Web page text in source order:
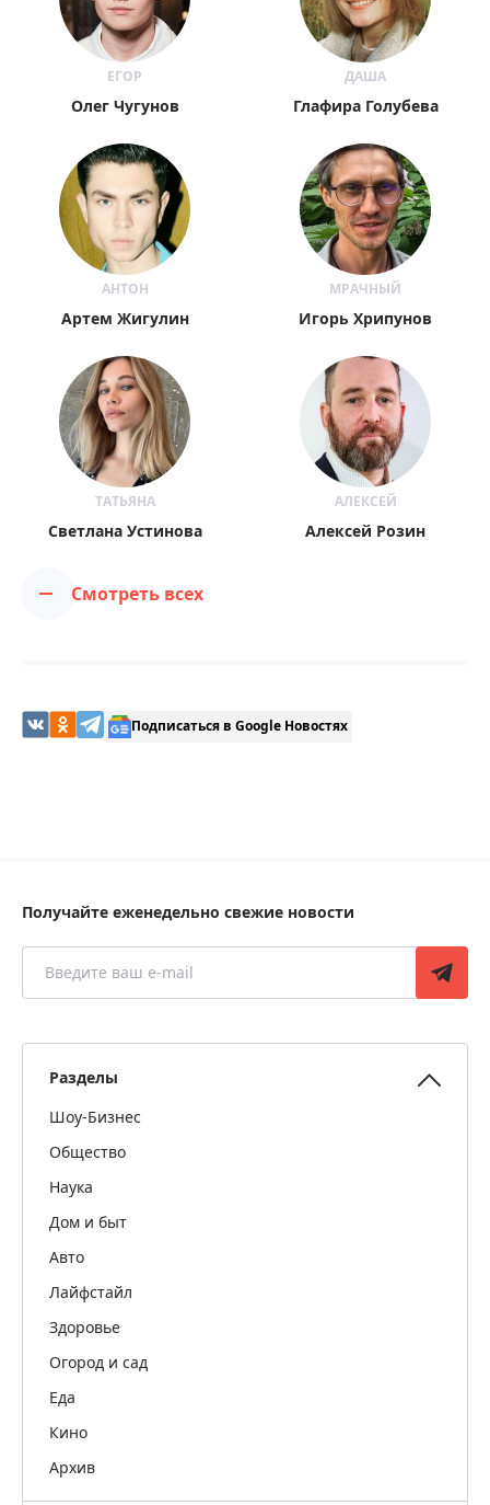
ЕГОР
Олег Чугунов
ДАША
Глафира Голубева
АНТОН
Артем Жигулин
МРАЧНЫЙ
Игорь Хрипунов
ТАТЬЯНА
Светлана Устинова
АЛЕКСЕЙ
Алексей Розин
Смотреть всех
Подписаться в Google Новостях
Получайте еженедельно свежие новости
Разделы
Шоу-Бизнес
Общество
Наука
Дом и быт
Авто
Лайфстайл
Здоровье
Огород и сад
Еда
Кино
Архив